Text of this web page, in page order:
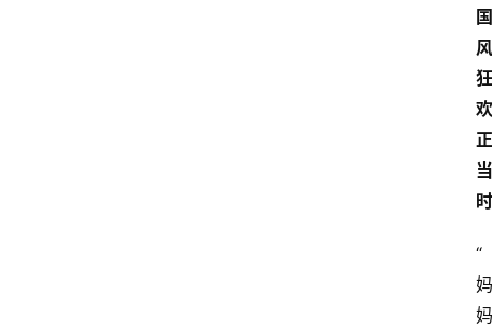
国
风
狂
欢
正
当
时
“
妈
妈